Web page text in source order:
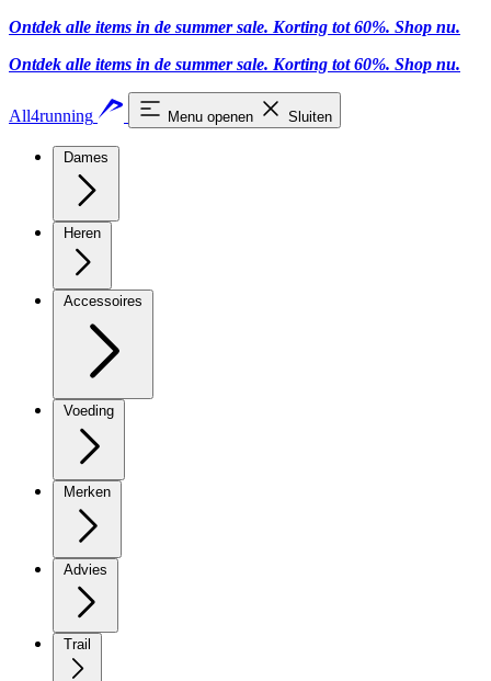
Ontdek alle items in de summer sale. Korting tot 60%. Shop nu.
Ontdek alle items in de summer sale. Korting tot 60%. Shop nu.
All4running Menu openen Sluiten
Dames
Heren
Accessoires
Voeding
Merken
Advies
Trail